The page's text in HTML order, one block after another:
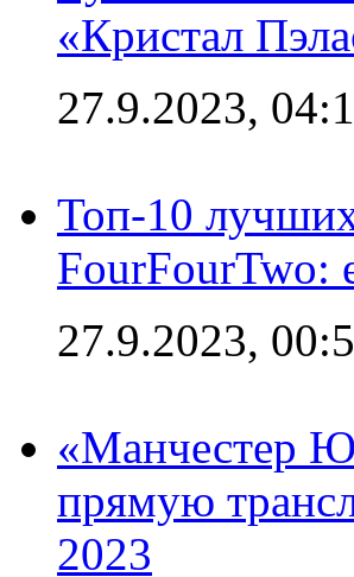
«Кристал
27.9.2023,
Топ-10
FourFourTwo:
27.9.2023,
«Манчестер
прямую
2023